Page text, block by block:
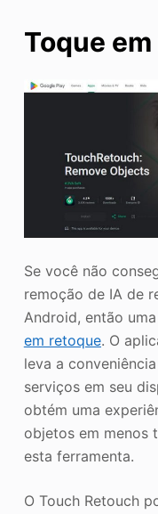
Toque
Se você não
remoção de IA de
Android, então
em retoque. O
leva a
serviços em seu
obtém uma
objetos em menos
esta ferramenta.
O Touch Retouch